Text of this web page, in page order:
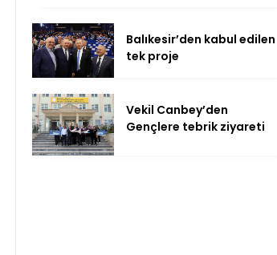
Balıkesir’den kabul edilen
tek proje
Vekil Canbey’den
Gençlere tebrik ziyareti